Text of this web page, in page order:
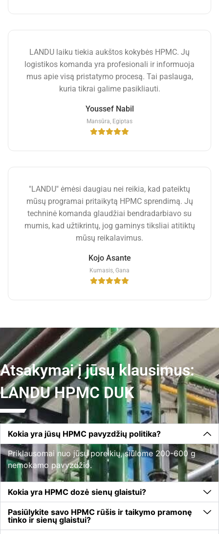
LANDU laiku tiekia aukštos kokybės HPMC. Jų
logistikos komanda yra profesionali ir informuoja
mus apie visą pristatymo procesą. Tai paslauga,
kuria tikrai galime pasikliauti.
Youssef Nabil
Mansūra, Egiptas
"LANDU" ėmėsi daugiau nei reikia, kad pateiktų
mūsų programai pritaikytą HPMC sprendimą. Jų
techninė komanda glaudžiai bendradarbiavo su
mumis, kad užtikrintų, jog gaminys tiksliai atitiktų
mūsų reikalavimus.
Kojo Asante
Kumasis, Gana
Atsakymai į jūsų klausimus:
LANDU HPMC DUK
Kokia yra jūsų HPMC pavyzdžių politika?
Priklausomai nuo jūsų poreikių, siūlome 200-600 g
nemokamo pavyzdžio.
Kokia yra HPMC dozė sienų glaistui?
Pasiūlykite savo HPMC rūšis ir taikymo pramonę
tinko ir sienų glaistui?